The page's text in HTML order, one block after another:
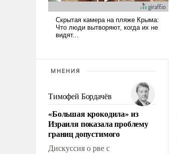
МНЕНИЯ
Тимофей Бордачёв
«Большая крокодила» из
Израиля показала проблему
границ допустимого
Дискуссия о рве с